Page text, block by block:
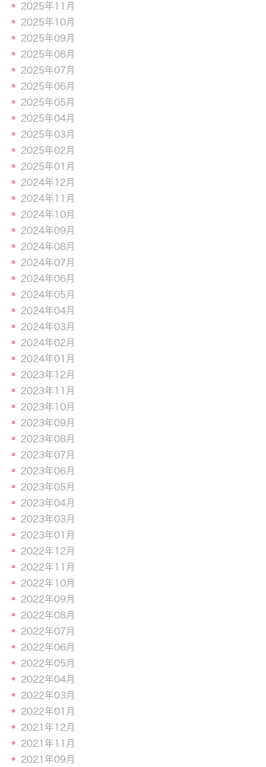
2025年11月
2025年10月
2025年09月
2025年08月
2025年07月
2025年06月
2025年05月
2025年04月
2025年03月
2025年02月
2025年01月
2024年12月
2024年11月
2024年10月
2024年09月
2024年08月
2024年07月
2024年06月
2024年05月
2024年04月
2024年03月
2024年02月
2024年01月
2023年12月
2023年11月
2023年10月
2023年09月
2023年08月
2023年07月
2023年06月
2023年05月
2023年04月
2023年03月
2023年01月
2022年12月
2022年11月
2022年10月
2022年09月
2022年08月
2022年07月
2022年06月
2022年05月
2022年04月
2022年03月
2022年01月
2021年12月
2021年11月
2021年09月